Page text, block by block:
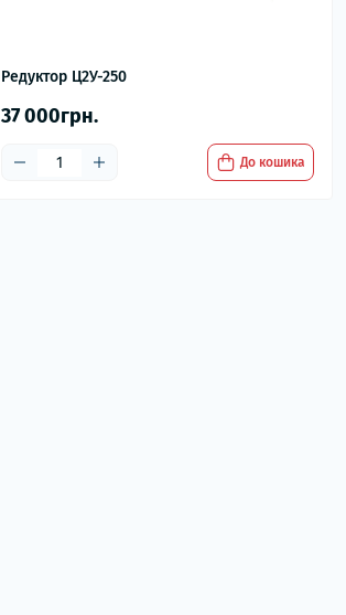
Редуктор Ц2У-250
37 000грн.
До кошика